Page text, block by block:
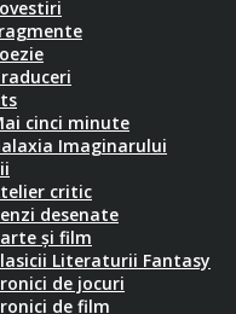
cinci minute
Imaginarului
critic
desenate
și film
Literaturii Fantasy
de jocuri
de film